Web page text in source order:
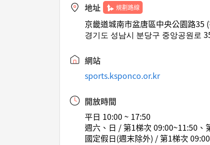
地址 規劃路線
京畿道城南市盆唐區中央公園路35
경기도 성남시 분당구 중앙공원로
網站
sports.ksponco.or.kr
開放時間
平日 10:00 ~ 17:50
週六、日 / 第1梯次 09:00~11:50、
國定假日(週末除外) / 第1梯次